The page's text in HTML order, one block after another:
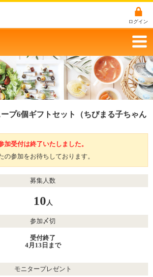
ログイン
プ6個ギフトセット（ちびまる子ちゃん
加受付は終了いたしました。
の参加をお待ちしております。
募集人数
10人
参加〆切
受付終了
4月13日まで
モニタープレゼント